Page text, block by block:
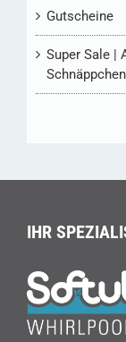
Gutscheine
Super Sale |
Schnäppchen
IHR